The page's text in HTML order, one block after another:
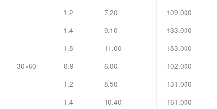
1.2
7.20
109.000
1.4
9.10
133.000
1.8
11.00
183.000
30×60
0.9 6.00
102.000
1.2
8.50
131.000
1.4
10.40 161.000